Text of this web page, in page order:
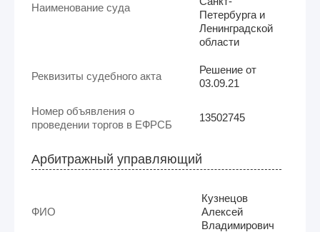
Наименование суда
Петербурга и
Ленинградской
области
Реквизиты судебного акта
Решение от
03.09.21
Номер объявления о
проведении торгов в ЕФРСБ
13502745
Арбитражный управляющий
ФИО
Кузнецов
Алексей
Владимирович